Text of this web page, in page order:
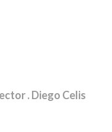
. Diego Celis